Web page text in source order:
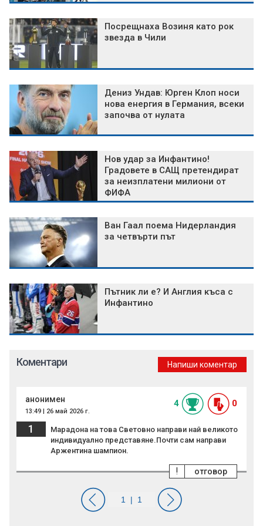
Посрещнаха Возиня като рок
звезда в Чили
Дениз Ундав: Юрген Клоп носи
нова енергия в Германия, всеки
започва от нулата
Нов удар за Инфантино!
Градовете в САЩ претендират
за неизплатени милиони от
ФИФА
Ван Гаал поема Нидерландия
за четвърти път
Пътник ли е? И Англия къса с
Инфантино
Коментари Напиши коментар
анонимен
13:49 | 26 май 2026 г.
4 0
1
Марадона на това Световно направи най великото
индивидуално представяне.Почти сам направи
Аржентина шампион.
отговор
!